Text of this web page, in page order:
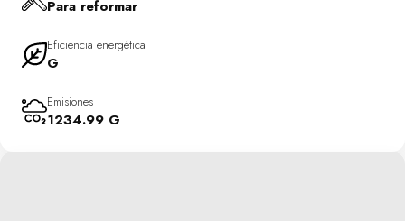
Para reformar
Eficiencia energética
G
Emisiones
1234.99 G